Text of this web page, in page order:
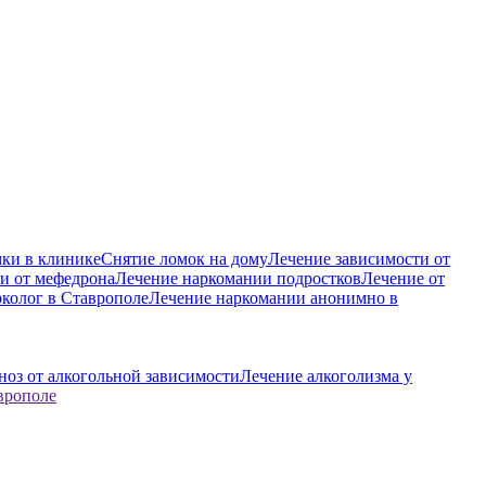
в клиникеСнятие ломок на домуЛечение зависимости от
от мефедронаЛечение наркомании подростковЛечение от
в СтаврополеЛечение наркомании анонимно в
от алкогольной зависимостиЛечение алкоголизма у